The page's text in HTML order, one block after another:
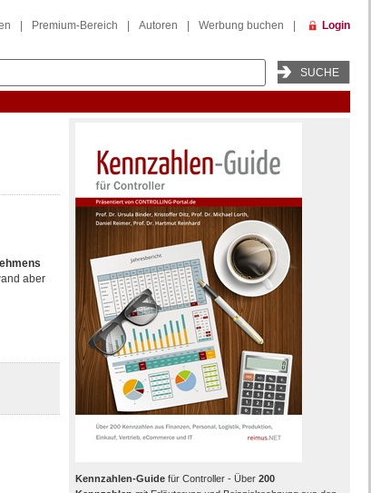
Premium-Bereich Autoren Werbung buchen Login
aber
Kennzahlen-Guidefür Controller - Über 200